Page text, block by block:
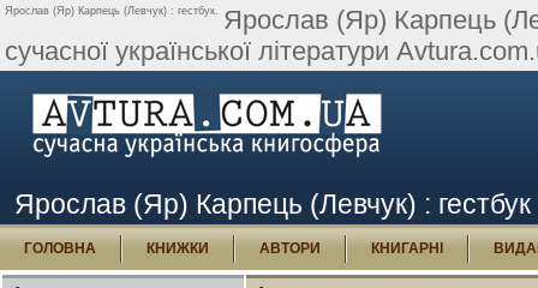
Ярослав (Яр) Карпець (Левчук) : гестбук. Ярослав (Яр) Карпець
сучасної української літератури
Ярослав (Яр) Карпець (Левчук) : гестбук
ГОЛОВНА КНИЖКИ АВТОРИ КНИГАРНІ